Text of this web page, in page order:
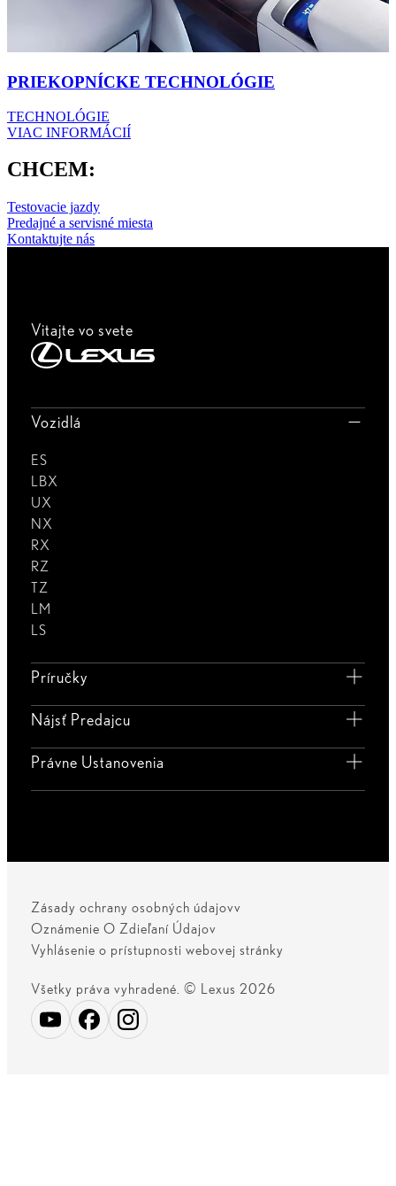
PRIEKOPNÍCKE TECHNOLÓGIE
TECHNOLÓGIE
VIAC INFORMÁCIÍ
CHCEM:
Testovacie jazdy
Predajné a servisné miesta
Kontaktujte nás
Vitajte vo svete
Vozidlá
ES
LBX
UX
NX
RX
RZ
TZ
LM
LS
Príručky
Nájsť Predajcu
Právne Ustanovenia
Zásady ochrany osobných údajovv
Oznámenie O Zdieľaní Údajov
Vyhlásenie o prístupnosti webovej stránky
Všetky práva vyhradené. © Lexus 2026